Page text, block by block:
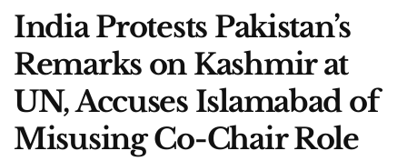
India Protests Pakistan’s
Remarks on Kashmir at
UN, Accuses Islamabad of
Misusing Co-Chair Role